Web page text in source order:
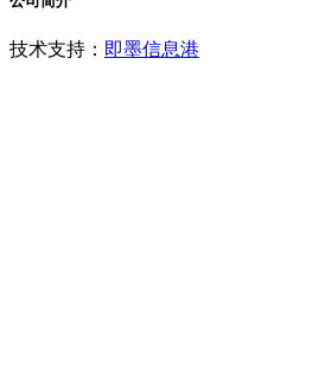
技术支持： 即墨信息港